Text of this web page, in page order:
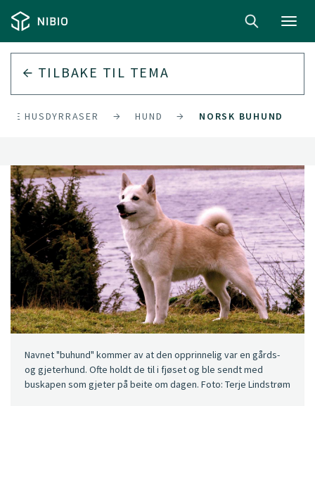
TILBAKE TIL TEMA
HUSDYRRASER HUND NORSK BUHUND
Navnet "buhund" kommer av at den opprinnelig var en gårds-
og gjeterhund. Ofte holdt de til i fjøset og ble sendt med
buskapen som gjeter på beite om dagen. Foto: Terje Lindstrøm